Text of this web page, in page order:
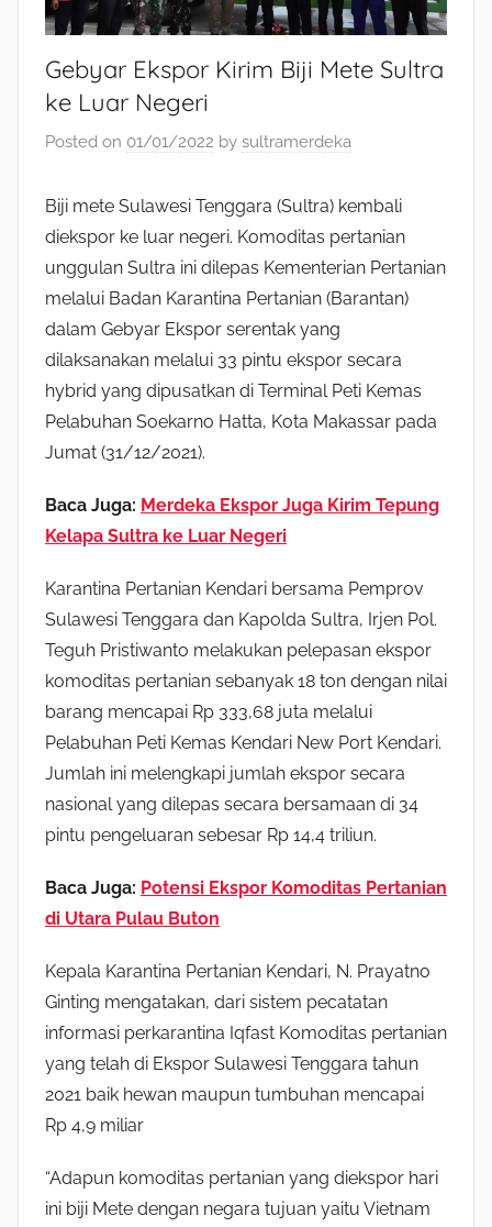
Gebyar Ekspor Kirim Biji Mete Sultra
ke Luar Negeri
Posted on 01/01/2022 by sultramerdeka
Biji mete Sulawesi Tenggara (Sultra) kembali
diekspor ke luar negeri. Komoditas pertanian
unggulan Sultra ini dilepas Kementerian Pertanian
melalui Badan Karantina Pertanian (Barantan)
dalam Gebyar Ekspor serentak yang
dilaksanakan melalui 33 pintu ekspor secara
hybrid yang dipusatkan di Terminal Peti Kemas
Pelabuhan Soekarno Hatta, Kota Makassar pada
Jumat (31/12/2021).
Baca Juga: Merdeka Ekspor Juga Kirim Tepung
Kelapa Sultra ke Luar Negeri
Karantina Pertanian Kendari bersama Pemprov
Sulawesi Tenggara dan Kapolda Sultra, Irjen Pol.
Teguh Pristiwanto melakukan pelepasan ekspor
komoditas pertanian sebanyak 18 ton dengan nilai
barang mencapai Rp 333,68 juta melalui
Pelabuhan Peti Kemas Kendari New Port Kendari.
Jumlah ini melengkapi jumlah ekspor secara
nasional yang dilepas secara bersamaan di 34
pintu pengeluaran sebesar Rp 14,4 triliun.
Baca Juga: Potensi Ekspor Komoditas Pertanian
di Utara Pulau Buton
Kepala Karantina Pertanian Kendari, N. Prayatno
Ginting mengatakan, dari sistem pecatatan
informasi perkarantina Iqfast Komoditas pertanian
yang telah di Ekspor Sulawesi Tenggara tahun
2021 baik hewan maupun tumbuhan mencapai
Rp 4,9 miliar
“Adapun komoditas pertanian yang diekspor hari
ini biji Mete dengan negara tujuan yaitu Vietnam